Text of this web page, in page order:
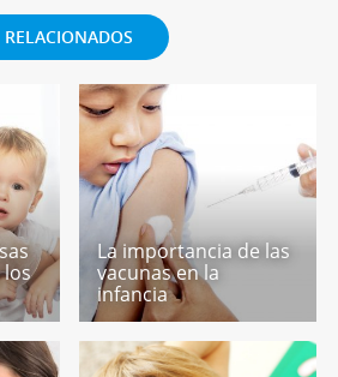
RELACIONADOS
los
La importancia de las
vacunas en la
infancia